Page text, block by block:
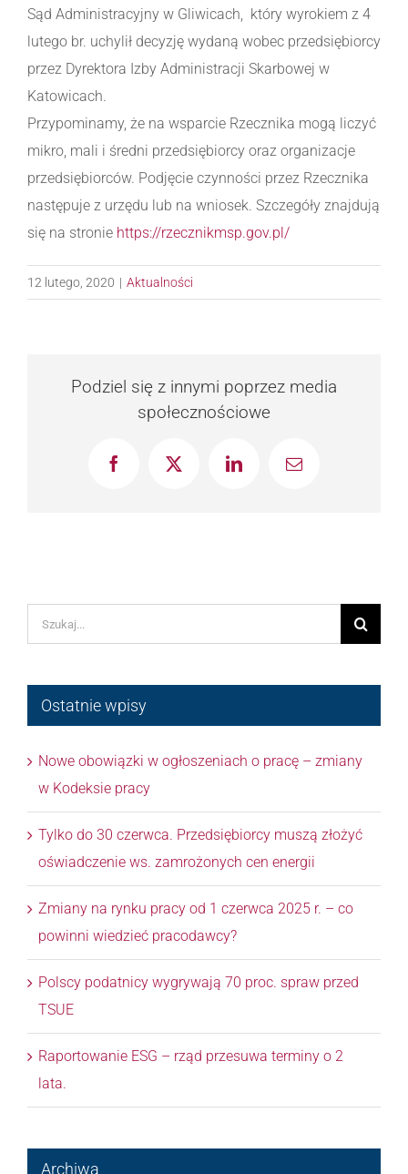
Sąd Administracyjny w Gliwicach, który wyrokiem z 4
lutego br. uchylił decyzję wydaną wobec przedsiębiorcy
przez Dyrektora Izby Administracji Skarbowej w
Katowicach.
Przypominamy, że na wsparcie Rzecznika mogą liczyć
mikro, mali i średni przedsiębiorcy oraz organizacje
przedsiębiorców. Podjęcie czynności przez Rzecznika
następuje z urzędu lub na wniosek. Szczegóły znajdują
się na stronie https://rzecznikmsp.gov.pl/
12 lutego, 2020 | Aktualności
Podziel się z innymi poprzez media
społecznościowe
FacebookX LinkedInEmail
Szukaj
Ostatnie wpisy
Nowe obowiązki w ogłoszeniach o pracę – zmiany
w Kodeksie pracy
Tylko do 30 czerwca. Przedsiębiorcy muszą złożyć
oświadczenie ws. zamrożonych cen energii
Zmiany na rynku pracy od 1 czerwca 2025 r. – co
powinni wiedzieć pracodawcy?
Polscy podatnicy wygrywają 70 proc. spraw przed
TSUE
Raportowanie ESG – rząd przesuwa terminy o 2
lata.
Archiwa